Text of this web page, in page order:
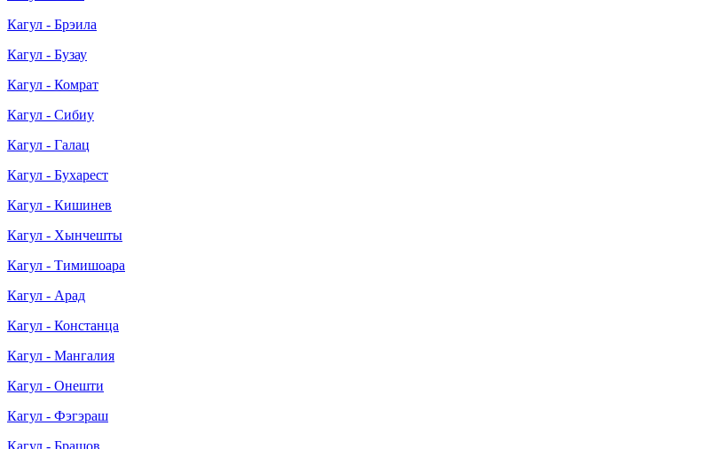
Кагул - Брэила
Кагул - Бузау
Кагул - Комрат
Кагул - Сибиу
Кагул - Галац
Кагул - Бухарест
Кагул - Кишинев
Кагул - Хынчешты
Кагул - Тимишоара
Кагул - Арад
Кагул - Констанца
Кагул - Мангалия
Кагул - Онешти
Кагул - Фэгэраш
Кагул - Брашов